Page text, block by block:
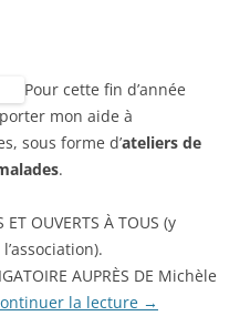
Pour cette fin d’année
mon aide à
sous forme d’ateliers de
.
ET OUVERTS À TOUS (y
AUPRÈS DE Michèle
la lecture →